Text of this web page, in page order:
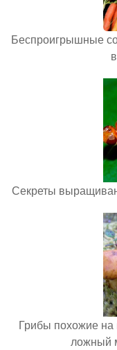
Беспроигрышные
Секреты
Грибы похожие на
ложный